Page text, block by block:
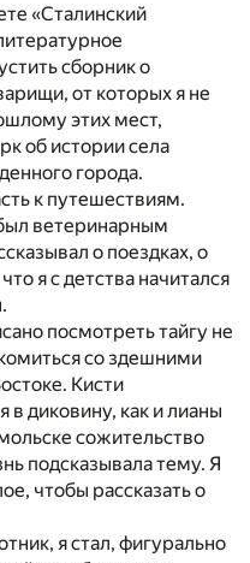
«Сталинский
сборник о
от которых я не
этих мест,
об истории села
города.
к путешествиям.
ветеринарным
о поездках, о
я с детства начитался
посмотреть тайгу не
со здешними
Кисти
в диковину, как и лианы
сожительство
подсказывала тему. Я
чтобы рассказать о
я стал, фигурально